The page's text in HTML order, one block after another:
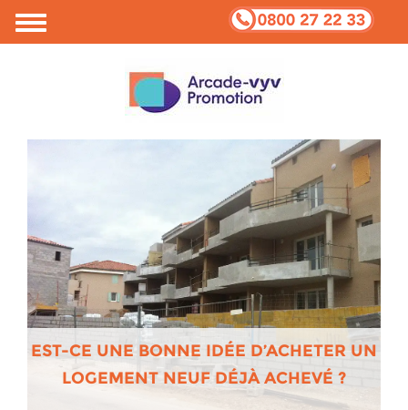
EST-CE UNE BONNE IDÉE D’ACHETER UN
LOGEMENT NEUF DÉJÀ ACHEVÉ ?